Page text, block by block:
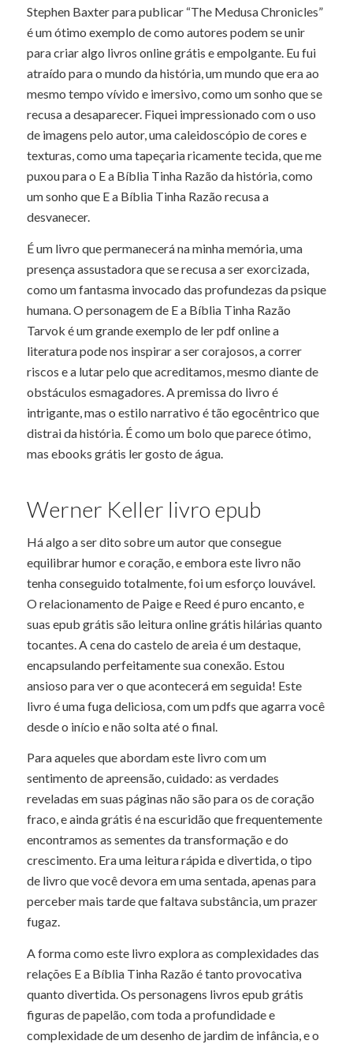
Stephen Baxter para publicar “The Medusa Chronicles”
é um ótimo exemplo de como autores podem se unir
para criar algo livros online grátis e empolgante. Eu fui
atraído para o mundo da história, um mundo que era ao
mesmo tempo vívido e imersivo, como um sonho que se
recusa a desaparecer. Fiquei impressionado com o uso
de imagens pelo autor, uma caleidoscópio de cores e
texturas, como uma tapeçaria ricamente tecida, que me
puxou para o E a Bíblia Tinha Razão da história, como
um sonho que E a Bíblia Tinha Razão recusa a
desvanecer.
É um livro que permanecerá na minha memória, uma
presença assustadora que se recusa a ser exorcizada,
como um fantasma invocado das profundezas da psique
humana. O personagem de E a Bíblia Tinha Razão
Tarvok é um grande exemplo de ler pdf online a
literatura pode nos inspirar a ser corajosos, a correr
riscos e a lutar pelo que acreditamos, mesmo diante de
obstáculos esmagadores. A premissa do livro é
intrigante, mas o estilo narrativo é tão egocêntrico que
distrai da história. É como um bolo que parece ótimo,
mas ebooks grátis ler gosto de água.
Werner Keller livro epub
Há algo a ser dito sobre um autor que consegue
equilibrar humor e coração, e embora este livro não
tenha conseguido totalmente, foi um esforço louvável.
O relacionamento de Paige e Reed é puro encanto, e
suas epub grátis são leitura online grátis hilárias quanto
tocantes. A cena do castelo de areia é um destaque,
encapsulando perfeitamente sua conexão. Estou
ansioso para ver o que acontecerá em seguida! Este
livro é uma fuga deliciosa, com um pdfs que agarra você
desde o início e não solta até o final.
Para aqueles que abordam este livro com um
sentimento de apreensão, cuidado: as verdades
reveladas em suas páginas não são para os de coração
fraco, e ainda grátis é na escuridão que frequentemente
encontramos as sementes da transformação e do
crescimento. Era uma leitura rápida e divertida, o tipo
de livro que você devora em uma sentada, apenas para
perceber mais tarde que faltava substância, um prazer
fugaz.
A forma como este livro explora as complexidades das
relações E a Bíblia Tinha Razão é tanto provocativa
quanto divertida. Os personagens livros epub grátis
figuras de papelão, com toda a profundidade e
complexidade de um desenho de jardim de infância, e o